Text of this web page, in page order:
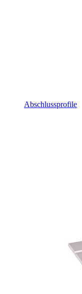
Abschlussprofile